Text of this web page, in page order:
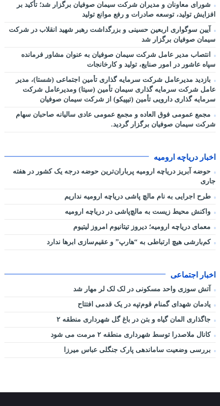
شورای معاونان و مدیران شرکت سیمان صوفیان برگزار شد؛ تأکید بر
افزایش تولید، توسعه صادرات و رفع موانع تولید
آیین سوگواری اربعین حسینی و بزرگداشت رهبر شهید انقلاب در شرکت
سیمان صوفیان برگزار شد
انتصاب مدیر عامل شرکت سیمان صوفیان به عنوان مشاور فرمانده
سپاه عاشور در امور صنایع، تولید و کارخانجات
بازدید مدیرعامل شرکت سرمایه گذاری تأمین اجتماعی (شستا)، مدیر
عامل شرکت سرمایه گذاری سیمان تأمین (سیتا) ومدیرعامل شرکت
سرمایه گذاری دارویی تأمین (تیپیکو) از شرکت سیمان صوفیان
مجمع عمومی فوق العاده و مجمع عمومی عادی سالیانه صاحبان سهام
شرکت سیمان صوفیان برگزار گردید.
اخبار دریاچه ارومیه
حوضه آبریز دریاچه ارومیه پرباران‌ترین حوضه‌ درجه یک کشور در هفته
جاری
طرح اجرایی به نام مالچ پاشی دریاچه ارومیه نداریم
واکنش محیط زیست به مالچ‌پاشی در دریاچه ارومیه
معمای دریاچه ارومیه؛ دیروز تیتانیوم امروز لیتیوم
کم‌بارشی هیچ ارتباطی به “هارپ” و عقیم‌سازی ابرها ندارد
اخبار اجتماعی
آتش سوزی واحد مسکونی در لک لک لر مهار شد
یادمان شهدای گمنام قوم‌تپه در یک قدمی افتتاح
جاگذاری المان گیاه و بتن در باغ گل شهرداری منطقه ۲
کانال ملاصدرا توسط شهرداری منطقه ۲ مرمت می شود
بررسی وضعیت ساماندهی پارک جنگلی عباس میرزا